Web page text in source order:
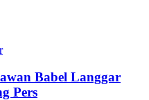
Babel Langgar
Pers